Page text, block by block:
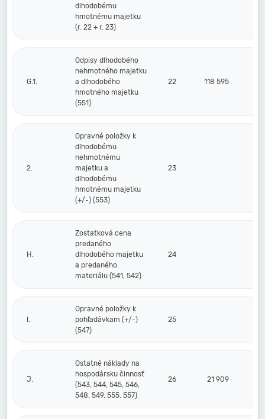
dlhodobému
hmotnému majetku
(r. 22 + r. 23)
G.1.
Odpisy dlhodobého
nehmotného majetku
a dlhodobého
hmotného majetku
(551)
22 118 595
2.
Opravné položky k
dlhodobému
nehmotnému
majetku a
dlhodobému
hmotnému majetku
(+/-) (553)
23
H.
Zostatková cena
predaného
dlhodobého majetku
a predaného
materiálu (541, 542)
24
I.
Opravné položky k
pohľadávkam (+/-)
(547)
25
J.
Ostatné náklady na
hospodársku činnosť
(543, 544, 545, 546,
548, 549, 555, 557)
26 21 909